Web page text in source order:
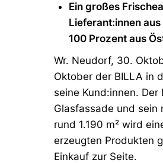
Ein großes
Lieferant:innen
100 Prozent aus
Wr. Neudorf, 30.
Oktober der BILLA in
seine Kund:innen.
Glasfassade und sein
rund 1.190 m² wird
erzeugten Produkten
Einkauf zur Seite.